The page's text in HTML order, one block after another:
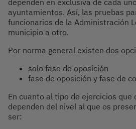
dependen en exclusiva de cada
ayuntamientos. Así, las pruebas
funcionarios de la Administración
municipio a otro.
Por norma general existen dos
solo fase de oposición
fase de oposición y fase de
En cuanto al tipo de ejercicios que
dependen del nivel al que os
ser: